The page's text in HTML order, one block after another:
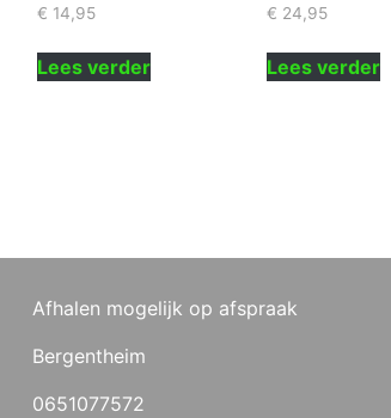
€ 14,95
Lees verder
€ 24,95
Lees verder
Afhalen mogelijk op afspraak
Bergentheim
0651077572